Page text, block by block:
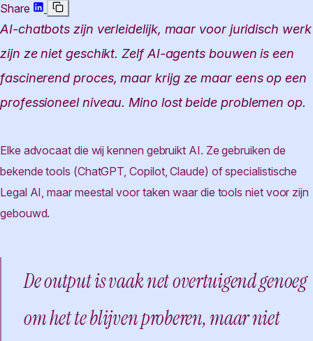
Share
AI-chatbots zijn verleidelijk, maar voor juridisch werk
zijn ze niet geschikt. Zelf AI-agents bouwen is een
fascinerend proces, maar krijg ze maar eens op een
professioneel niveau. Mino lost beide problemen op.
Elke advocaat die wij kennen gebruikt AI. Ze gebruiken de
bekende tools (ChatGPT, Copilot, Claude) of specialistische
Legal AI, maar meestal voor taken waar die tools niet voor zijn
gebouwd.
De output is vaak net overtuigend genoeg
om het te blijven proberen, maar niet